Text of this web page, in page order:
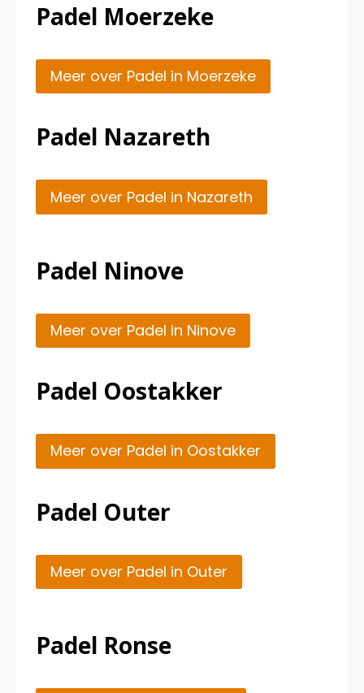
Padel Moerzeke
Meer over Padel in Moerzeke
Padel Nazareth
Meer over Padel in Nazareth
Padel Ninove
Meer over Padel in Ninove
Padel Oostakker
Meer over Padel in Oostakker
Padel Outer
Meer over Padel in Outer
Padel Ronse